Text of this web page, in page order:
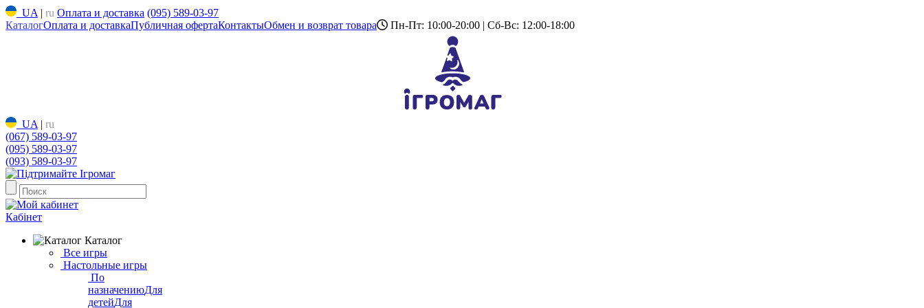
UA | ru Оплата и доставка (095) 589-03-97
КаталогОплата и доставкаПубличная офертаКонтактыОбмен и возврат товара Пн-Пт: 10:00-20:00 | Сб-Вс: 12:00-18:00
UA | ru
(067) 589-03-97
(095) 589-03-97
(093) 589-03-97
Кабінет
Каталог
Все игры
Настольные игры
По
назначениюДля
детейДля